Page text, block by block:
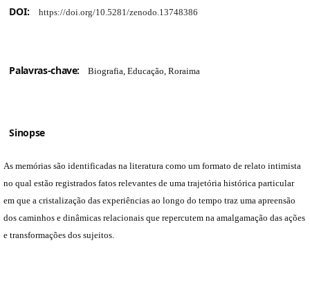
DOI: https://doi.org/10.5281/zenodo.13748386
Palavras-chave: Biografia, Educação, Roraima
Sinopse
As memórias são identificadas na literatura como um formato de relato intimista
no qual estão registrados fatos relevantes de uma trajetória histórica particular
em que a cristalização das experiências ao longo do tempo traz uma apreensão
dos caminhos e dinâmicas relacionais que repercutem na amalgamação das ações
e transformações dos sujeitos.